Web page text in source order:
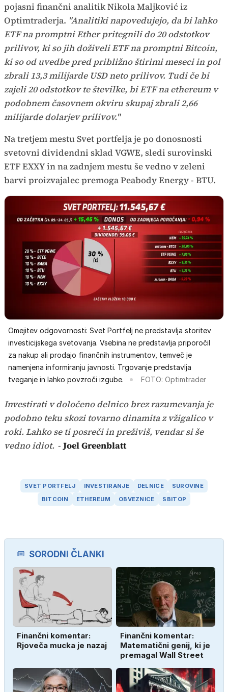
pojasni finančni analitik Nikola Maljković iz
Optimtraderja. "Analitiki napovedujejo, da bi lahko
ETF na promptni Ether pritegnili do 20 odstotkov
prilivov, ki so jih doživeli ETF na promptni Bitcoin,
ki so od uvedbe pred približno štirimi meseci in pol
zbrali 13,3 milijarde USD neto prilivov. Tudi če bi
zajeli 20 odstotkov te številke, bi ETF na ethereum v
podobnem časovnem okviru skupaj zbrali 2,66
milijarde dolarjev prilivov."
Na tretjem mestu Svet portfelja je po donosnosti
svetovni dividendni sklad VGWE, sledi surovinski
ETF EXXY in na zadnjem mestu še vedno v zeleni
barvi proizvajalec premoga Peabody Energy - BTU.
Omejitev odgovornosti: Svet Portfelj ne predstavlja storitev
investicijskega svetovanja. Vsebina ne predstavlja priporočil
za nakup ali prodajo finančnih instrumentov, temveč je
namenjena informiranju javnosti. Trgovanje predstavlja
tveganje in lahko povzroči izgube.
FOTO: Optimtrader
Investirati v določeno delnico brez razumevanja je
podobno teku skozi tovarno dinamita z vžigalico v
roki. Lahko se ti posreči in preživiš, vendar si še
vedno idiot. -Joel Greenblatt
SVET PORTFELJ INVESTIRANJE DELNICE
SUROVINE
BITCOIN
ETHEREUM OBVEZNICE SBITOP
SORODNI ČLANKI
Finančni komentar:
Rjoveča mucka je nazaj
Finančni komentar:
Matematični genij, ki je
premagal Wall Street